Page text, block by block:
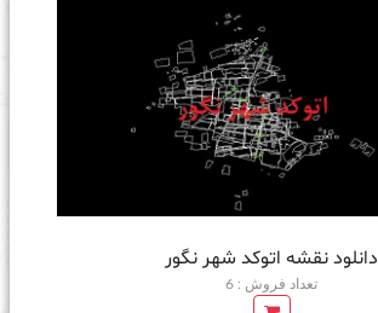
دانلود نقشه اتوکد شهر نگور
تعداد فروش : 6